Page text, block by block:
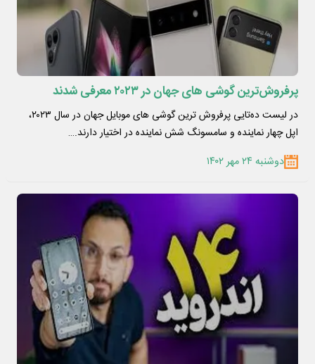
پرفروش‌ترین گوشی های جهان در ۲۰۲۳ معرفی شدند
در لیست ده‌تایی پرفروش ترین گوشی های موبایل جهان در سال ۲۰۲۳،
اپل چهار نماینده و سامسونگ شش نماینده در اختیار دارند.…
دوشنبه ۲۴ مهر ۱۴۰۲